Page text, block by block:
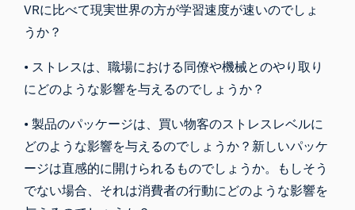
VRに比べて現実世界の方が学習速度が速いのでしょ
うか？
• ストレスは、職場における同僚や機械とのやり取り
にどのような影響を与えるのでしょうか？
• 製品のパッケージは、買い物客のストレスレベルに
どのような影響を与えるのでしょうか？新しいパッケ
ージは直感的に開けられるものでしょうか。もしそう
でない場合、それは消費者の行動にどのような影響を